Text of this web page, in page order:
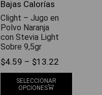
Bajas Calorías
Clight – Jugo en
Polvo Naranja
con Stevia Light
Sobre 9,5gr
$4.59 – $13.22
SELECCIONAR
OPCIONES